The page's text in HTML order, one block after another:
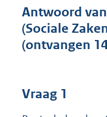
Antwoord
(Sociale
(ontvangen
Vraag 1